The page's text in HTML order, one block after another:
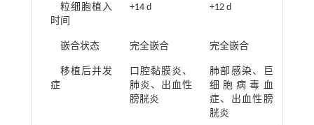
粒细胞植入
时间
+14 d +12 d
嵌合状态 完全嵌合 完全嵌合
移植后并发
症
口腔黏膜炎、
肺炎、出血性
膀胱炎
肺部感染、巨
细胞病毒血
症、出血性膀
胱炎